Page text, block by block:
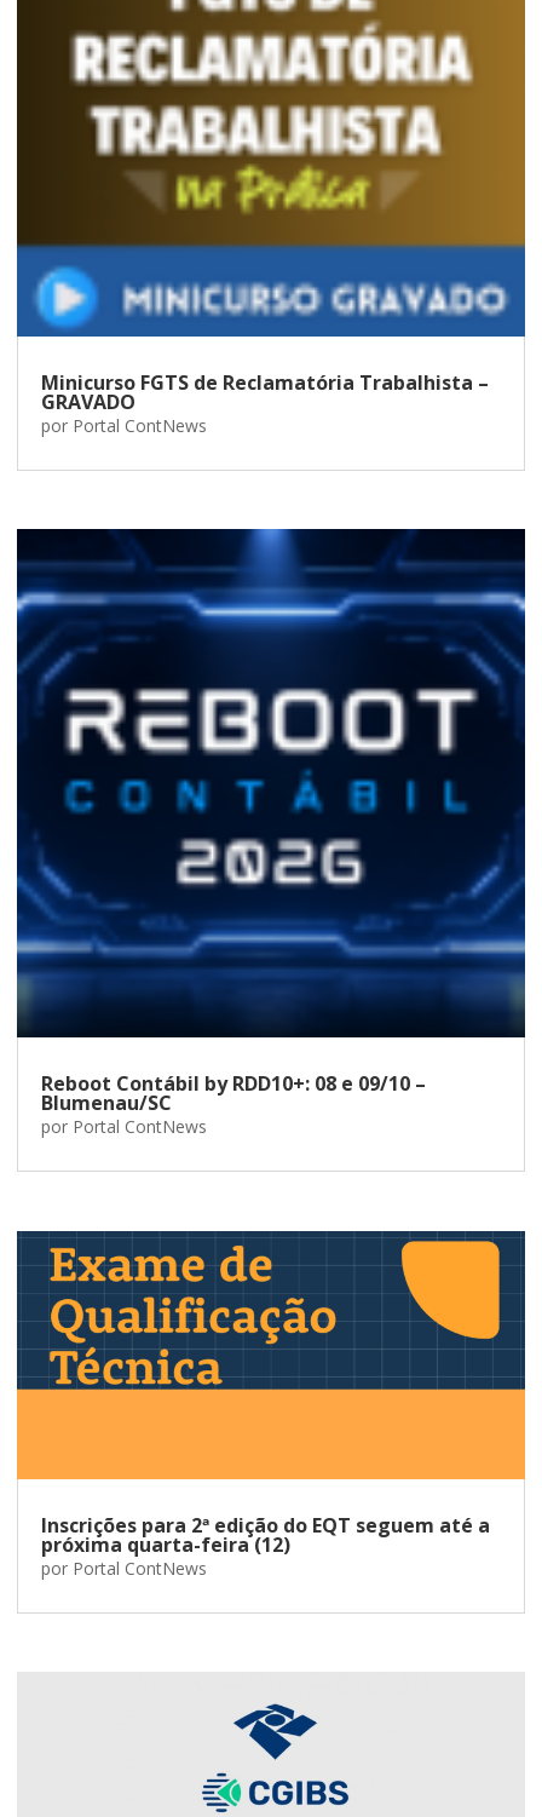
Minicurso FGTS de Reclamatória Trabalhista –
GRAVADO
por Portal ContNews
Reboot Contábil by RDD10+: 08 e 09/10 –
Blumenau/SC
por Portal ContNews
Inscrições para 2ª edição do EQT seguem até a
próxima quarta-feira (12)
por Portal ContNews